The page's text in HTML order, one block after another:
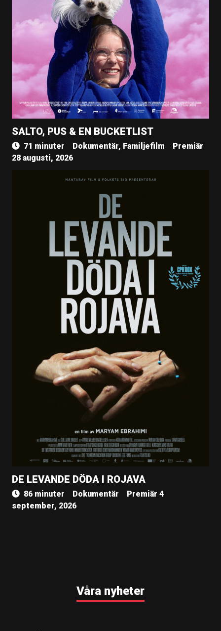
SALTO, PUS & EN BUCKETLIST
71 minuter Dokumentär, Familjefilm
Premiär
28 augusti, 2026
DE LEVANDE DÖDA I ROJAVA
86 minuter Dokumentär
Premiär 4
september, 2026
Våra nyheter